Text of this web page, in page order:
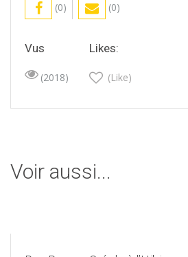
(0) (0)
Vus
(2018)
Likes:
(Like)
Voir aussi...